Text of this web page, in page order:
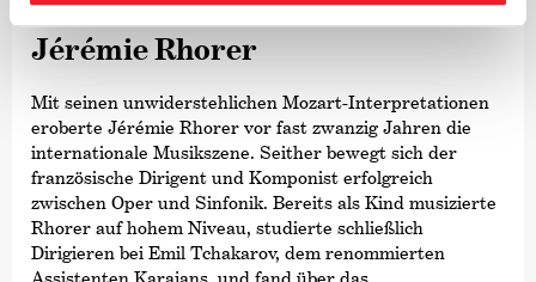
Dirigent
Jérémie Rhorer
Mit seinen unwiderstehlichen Mozart-Interpretationen
eroberte Jérémie Rhorer vor fast zwanzig Jahren die
internationale Musikszene. Seither bewegt sich der
französische Dirigent und Komponist erfolgreich
zwischen Oper und Sinfonik. Bereits als Kind musizierte
Rhorer auf hohem Niveau, studierte schließlich
Dirigieren bei Emil Tchakarov, dem renommierten